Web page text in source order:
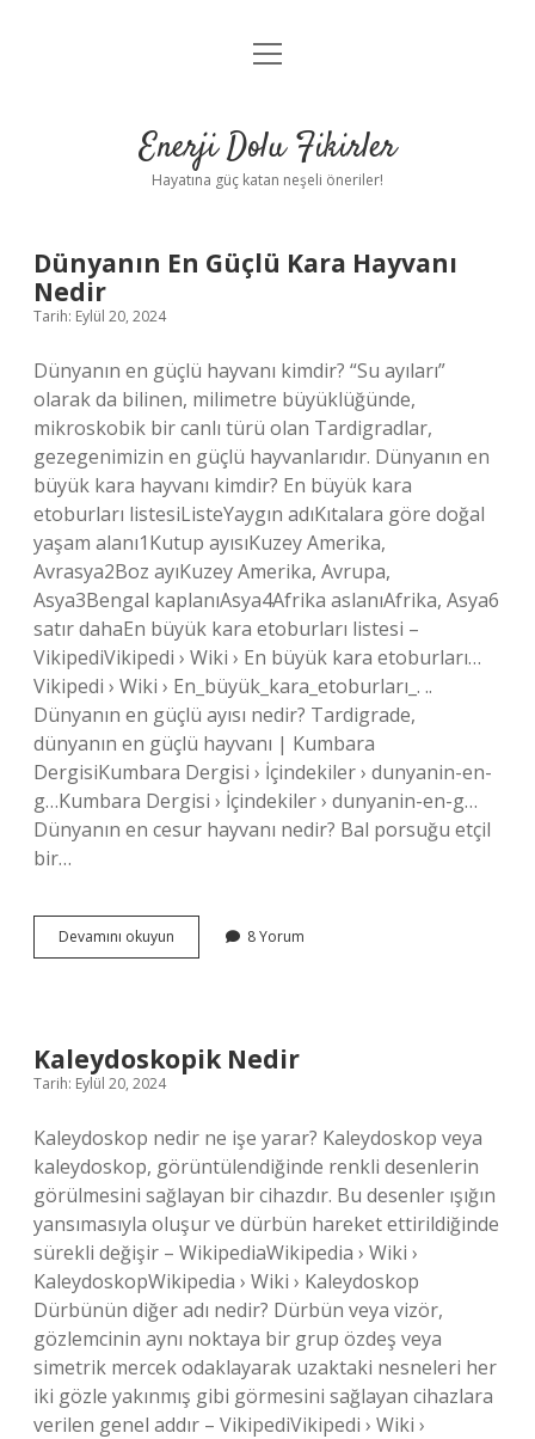
Anasayfa
Yasal Uyarı
menüyü
Enerji Dolu Fikirler
Hayatına güç katan neşeli öneriler!
Enerji
Dolu
Fikirler
Yazılar
Dünyanın En Güçlü Kara Hayvanı
Nedir
Tarih: Eylül 20, 2024
Dünyanın en güçlü hayvanı kimdir? “Su ayıları”
olarak da bilinen, milimetre büyüklüğünde,
mikroskobik bir canlı türü olan Tardigradlar,
gezegenimizin en güçlü hayvanlarıdır. Dünyanın en
büyük kara hayvanı kimdir? En büyük kara
etoburları listesiListeYaygın adıKıtalara göre doğal
yaşam alanı1Kutup ayısıKuzey Amerika,
Avrasya2Boz ayıKuzey Amerika, Avrupa,
Asya3Bengal kaplanıAsya4Afrika aslanıAfrika, Asya6
satır dahaEn büyük kara etoburları listesi –
VikipediVikipedi › Wiki › En büyük kara etoburları…
Vikipedi › Wiki › En_büyük_kara_etoburları_. ..
Dünyanın en güçlü ayısı nedir? Tardigrade,
dünyanın en güçlü hayvanı | Kumbara
DergisiKumbara Dergisi › İçindekiler › dunyanin-en-
g…Kumbara Dergisi › İçindekiler › dunyanin-en-g…
Dünyanın en cesur hayvanı nedir? Bal porsuğu etçil
bir…
Devamını okuyun Dünyanın
En
8 Yorum
Kaleydoskopik Nedir
Tarih: Eylül 20, 2024
Kaleydoskop nedir ne işe yarar? Kaleydoskop veya
kaleydoskop, görüntülendiğinde renkli desenlerin
görülmesini sağlayan bir cihazdır. Bu desenler ışığın
yansımasıyla oluşur ve dürbün hareket ettirildiğinde
sürekli değişir – WikipediaWikipedia › Wiki ›
KaleydoskopWikipedia › Wiki › Kaleydoskop
Dürbünün diğer adı nedir? Dürbün veya vizör,
gözlemcinin aynı noktaya bir grup özdeş veya
simetrik mercek odaklayarak uzaktaki nesneleri her
iki gözle yakınmış gibi görmesini sağlayan cihazlara
verilen genel addır – VikipediVikipedi › Wiki ›